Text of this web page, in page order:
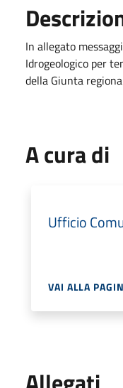
In allegato
Idrogeologico per
della Giunta
A cura di
Ufficio
VAI ALLA